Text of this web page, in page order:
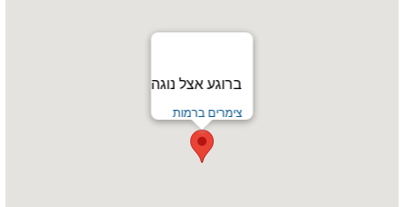
ברוגע אצל נוגה
צימרים ברמות